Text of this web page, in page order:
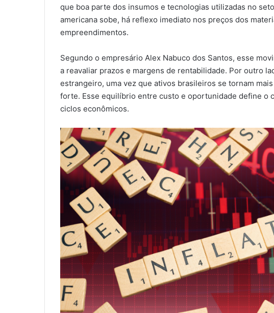
que boa parte dos insumos e tecnologias utilizadas no
americana sobe, há reflexo imediato nos preços dos
empreendimentos.
Segundo o empresário Alex Nabuco dos Santos, esse
a reavaliar prazos e margens de rentabilidade. Por outro
estrangeiro, uma vez que ativos brasileiros se tornam
forte. Esse equilíbrio entre custo e oportunidade define o
ciclos econômicos.